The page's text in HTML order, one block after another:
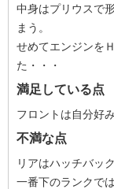
中身はプリウスで
まう。
せめてエンジンを
た・・・
満足している点
フロントは自分好
不満な点
リアはハッチバッ
一番下のランクで